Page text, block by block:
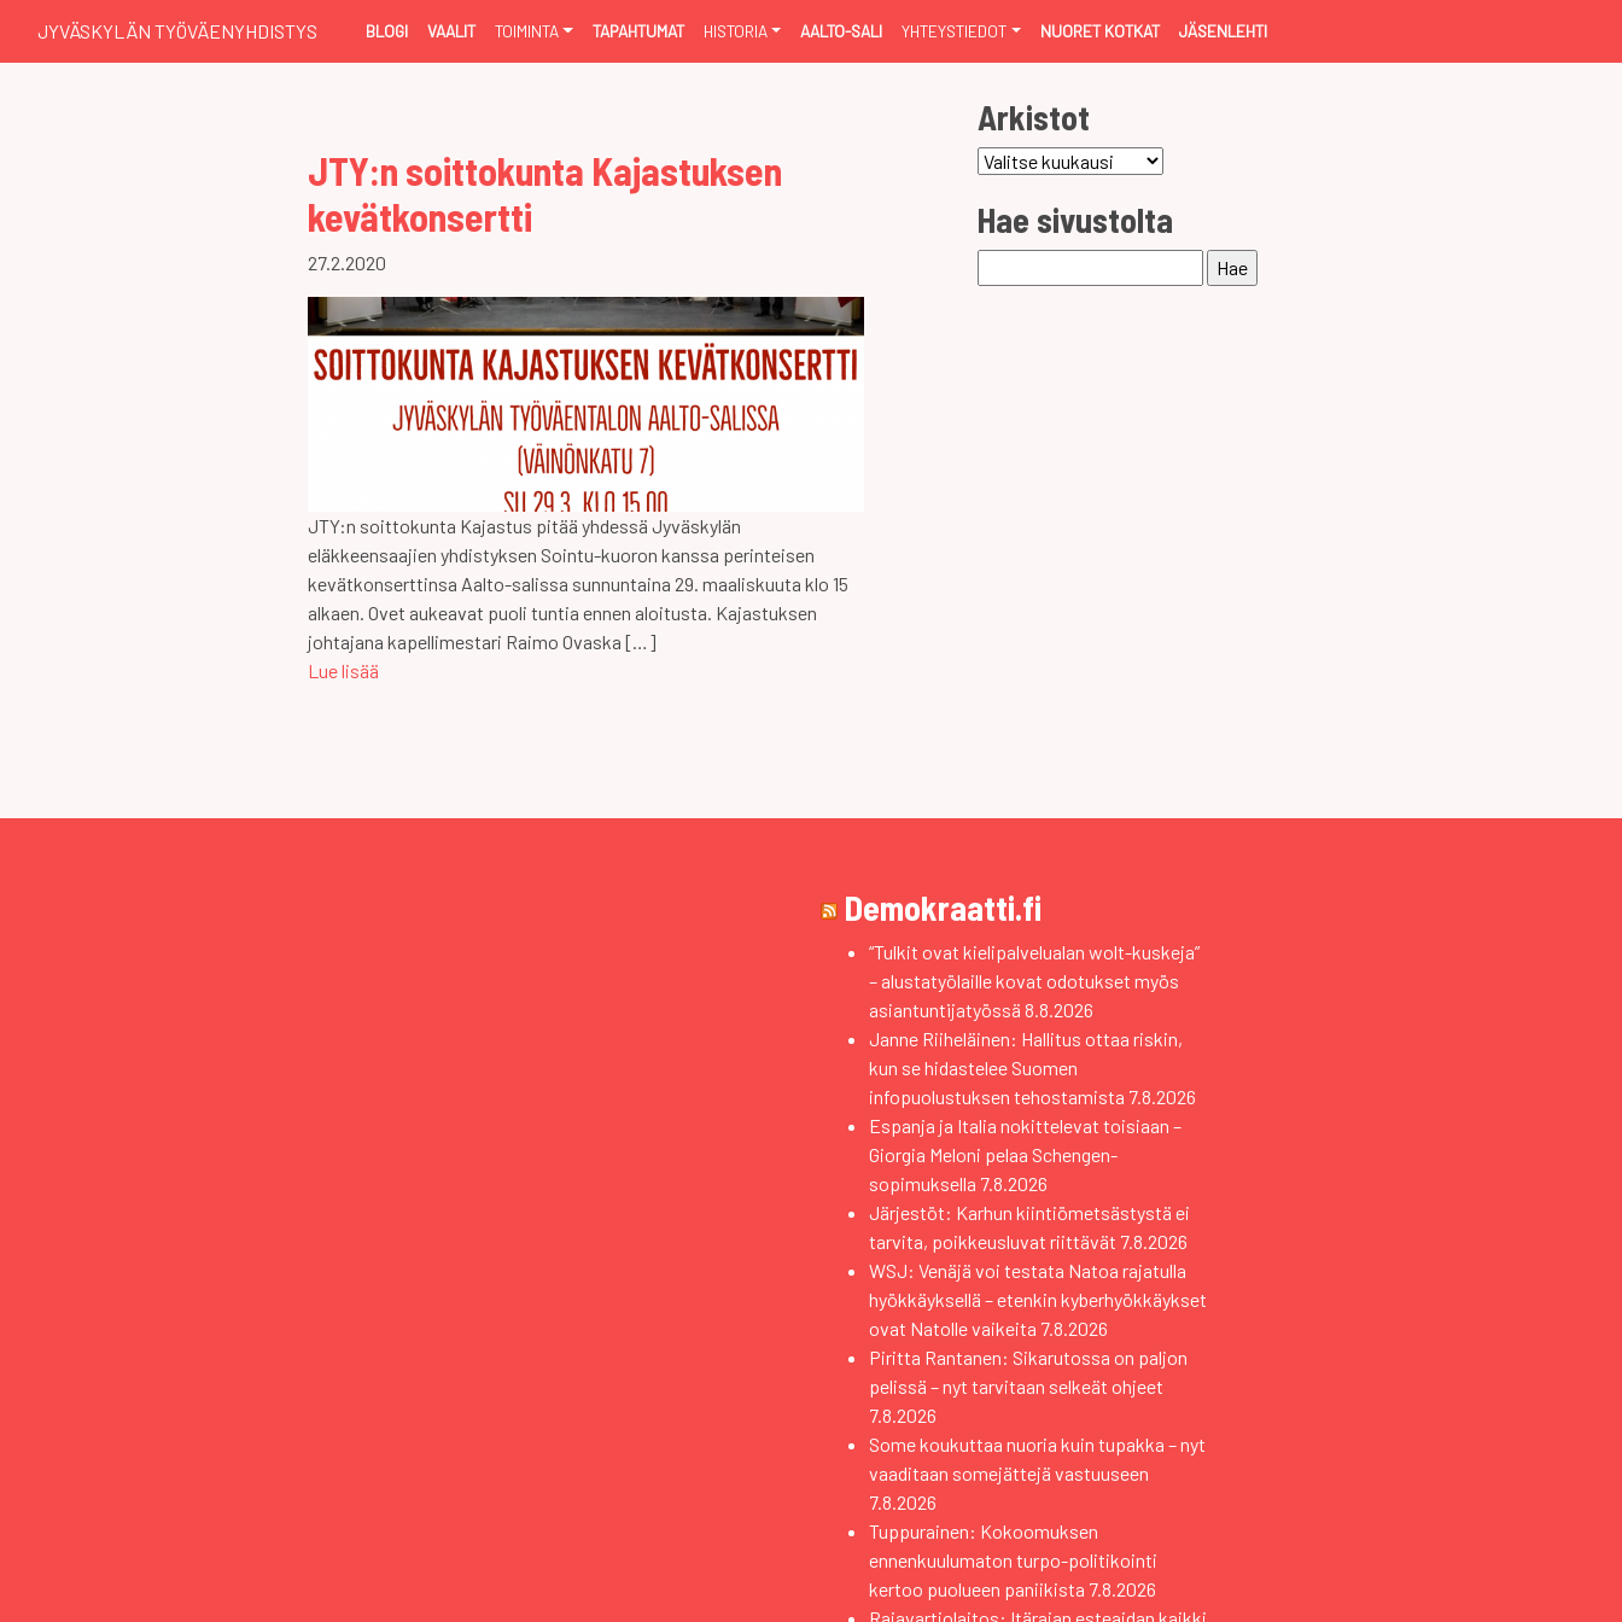
JYVÄSKYLÄN TYÖVÄENYHDISTYS BLOGI VAALIT TOIMINTA TAPAHTUMAT HISTORIA AALTO-SALI YHTEYSTIEDOT NUORET KOTKAT JÄSENLEHTI
JTY:n soittokunta Kajastuksen
kevätkonsertti
27.2.2020
JTY:n soittokunta Kajastus pitää yhdessä Jyväskylän
eläkkeensaajien yhdistyksen Sointu-kuoron kanssa perinteisen
kevätkonserttinsa Aalto-salissa sunnuntaina 29. maaliskuuta klo 15
alkaen. Ovet aukeavat puoli tuntia ennen aloitusta. Kajastuksen
johtajana kapellimestari Raimo Ovaska […]
Lue lisää
Arkistot
Arkistot
Hae sivustolta
Demokraatti.fi
“Tulkit ovat kielipalvelualan wolt-kuskeja”
– alustatyölaille kovat odotukset myös
asiantuntijatyössä 8.8.2026
Janne Riiheläinen: Hallitus ottaa riskin,
kun se hidastelee Suomen
infopuolustuksen tehostamista 7.8.2026
Espanja ja Italia nokittelevat toisiaan –
Giorgia Meloni pelaa Schengen-
sopimuksella 7.8.2026
Järjestöt: Karhun kiintiömetsästystä ei
tarvita, poikkeusluvat riittävät 7.8.2026
WSJ: Venäjä voi testata Natoa rajatulla
hyökkäyksellä – etenkin kyberhyökkäykset
ovat Natolle vaikeita 7.8.2026
Piritta Rantanen: Sikarutossa on paljon
pelissä – nyt tarvitaan selkeät ohjeet
7.8.2026
Some koukuttaa nuoria kuin tupakka – nyt
vaaditaan somejättejä vastuuseen
7.8.2026
Tuppurainen: Kokoomuksen
ennenkuulumaton turpo-politikointi
kertoo puolueen paniikista 7.8.2026
Rajavartiolaitos: Itärajan esteaidan kaikki